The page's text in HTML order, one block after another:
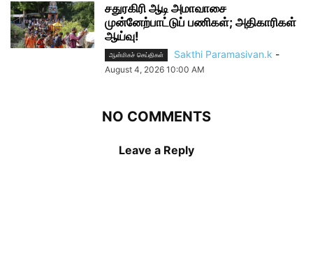
சதுரகிரி ஆடி அமாவாசை
முன்னேற்பாட்டுப் பணிகள்; அதிகாரிகள்
ஆய்வு!
ஆன்மிகச் செய்திகள் Sakthi Paramasivan.k -
August 4, 2026 10:00 AM
NO COMMENTS
Leave a Reply